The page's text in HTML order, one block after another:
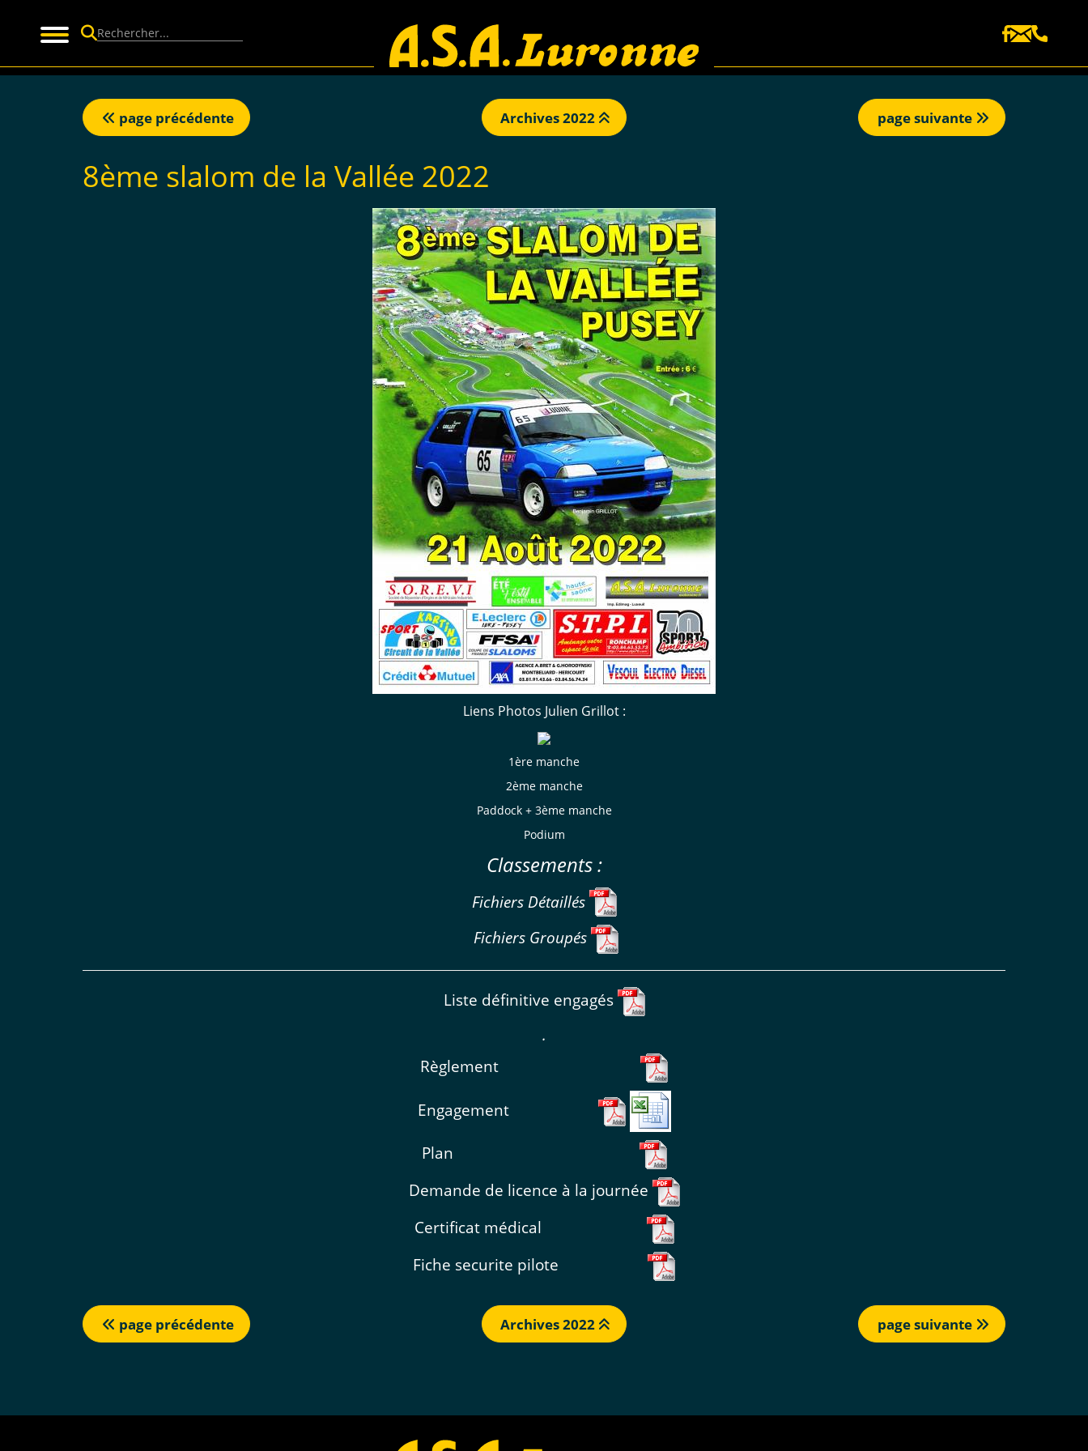
page précédente Archives 2022 page suivante
8ème slalom de la Vallée 2022
Liens Photos Julien Grillot :
1ère manche
2ème manche
Paddock + 3ème manche
Podium
Classements :
Fichiers Détaillés
Fichiers Groupés
Liste définitive engagés
.
Règlement
Engagement
Plan
Demande de licence à la journée
Certificat médical
Fiche securite pilote
page précédente Archives 2022 page suivante